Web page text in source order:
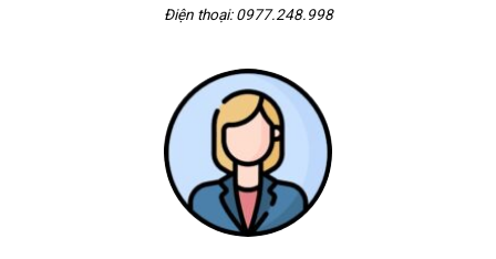
Điện thoại: 0977.248.998